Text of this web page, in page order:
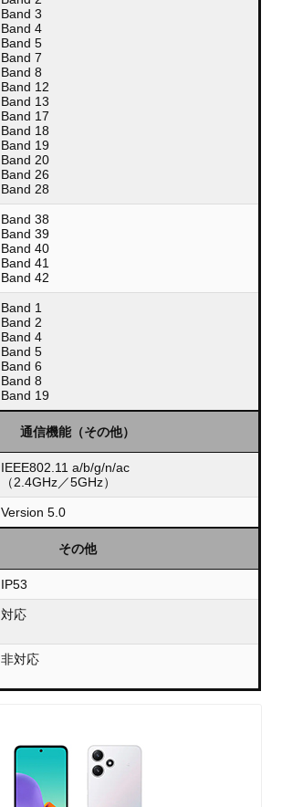
Band 3
Band 4
Band 5
Band 7
Band 8
Band 12
Band 13
Band 17
Band 18
Band 19
Band 20
Band 26
Band 28
Band 38
Band 39
Band 40
Band 41
Band 42
Band 1
Band 2
Band 4
Band 5
Band 6
Band 8
Band 19
通信機能（その他）
IEEE802.11 a/b/g/n/ac
（2.4GHz／5GHz）
Version 5.0
その他
IP53
対応
非対応